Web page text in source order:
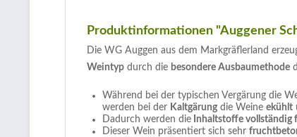
Produktinformationen "Auggener
Die WG Auggen aus dem Markgräflerland
Weintyp durch die besondere Ausbaumethode
Während bei der typischen Vergärung die
werden bei der Kaltgärungdie Weine ekühlt
Dadurch werden die Inhaltstoffe vollständig
Dieser Wein präsentiert sich sehr